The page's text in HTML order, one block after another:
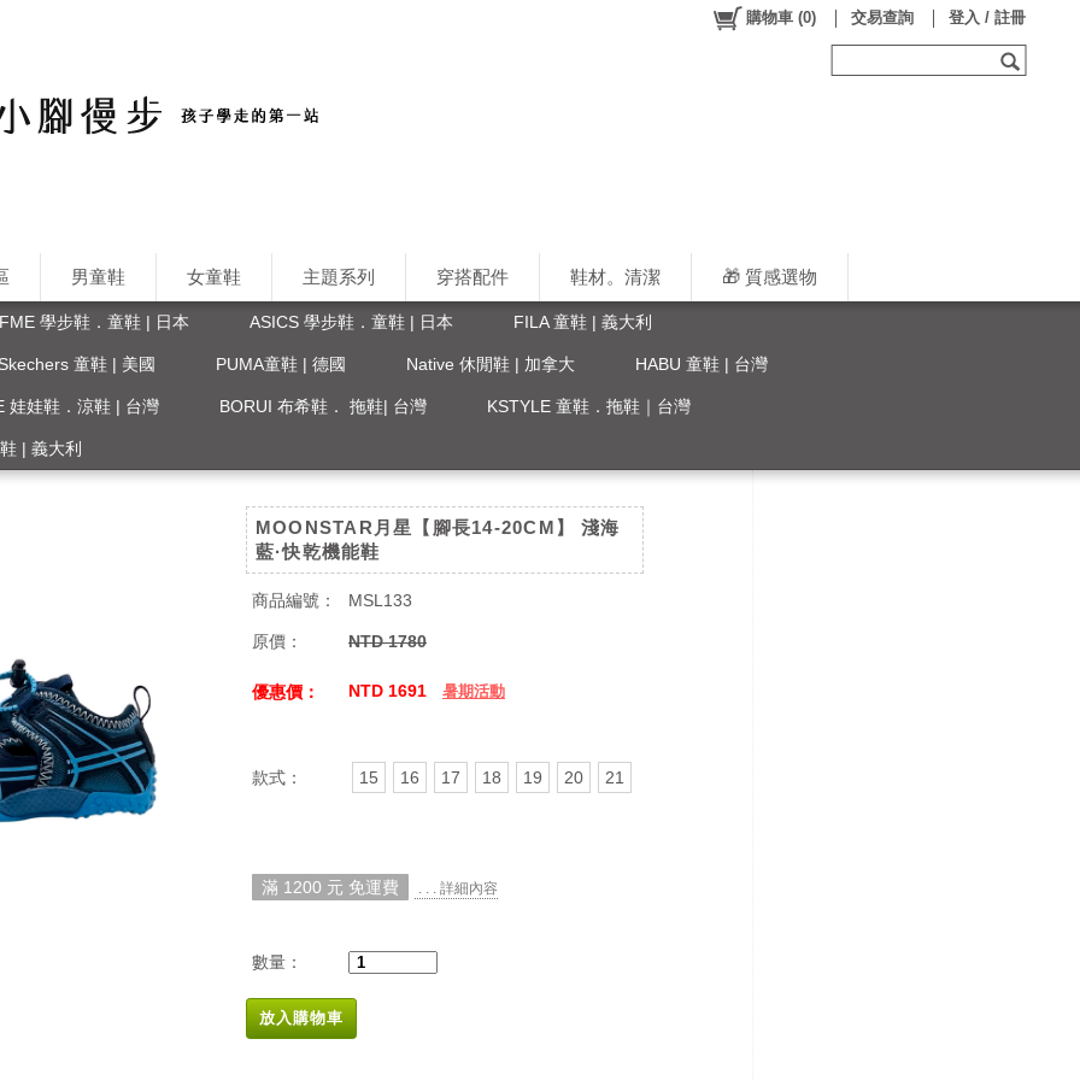
男童鞋 女童鞋 主題系列 穿搭配件 鞋材。清潔 🎁 質感選物
購物車 (0) 交易查詢 登入 / 註冊
學步鞋．童鞋 | 日本 ASICS 學步鞋．童鞋 | 日本 FILA 童鞋 | 義大利
童鞋 | 美國 PUMA童鞋 | 德國 Native 休閒鞋 | 加拿大 HABU 童鞋 | 台灣
娃娃鞋．涼鞋 | 台灣 BORUI 布希鞋． 拖鞋| 台灣 KSTYLE 童鞋．拖鞋｜台灣
| 義大利
MOONSTAR月星【腳長14-20CM】 淺海
藍·快乾機能鞋
商品編號： MSL133
原價： NTD 1780
優惠價： NTD 1691 暑期活動
款式： 15 16 17 18 19 20 21
滿 1200 元 免運費 . . . 詳細內容
數量：
放入購物車